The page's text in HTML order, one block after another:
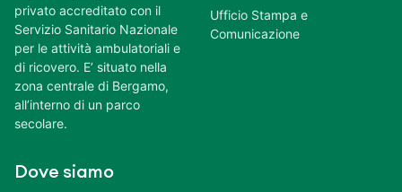
privato accreditato con il
Servizio Sanitario Nazionale
per le attività ambulatoriali e
di ricovero. E’ situato nella
zona centrale di Bergamo,
all’interno di un parco
secolare.
Dove siamo
Ufficio Stampa e
Comunicazione